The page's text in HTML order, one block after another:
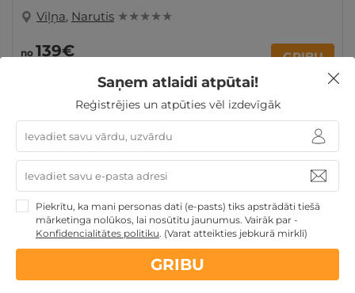
Viļņa, Narutis ★ ★ ★ ★ ★
no 139€ GRIBU
Atpūta Lieldienu brīvdienās
Atpūta decembra svētku
brīvdienās
Nekādasapkalpošanas un administrācijas maksas
naudas atmaksas garantija
Saņem atlaidi atpūtai!
Reģistrējies un atpūties vēl izdevīgāk
Piekrītu, ka mani personas dati (e-pasts) tiks apstrādāti tiešā
mārketinga nolūkos, lai nosūtītu jaunumus. Vairāk par -
Konfidencialitātes politiku. (Varat atteikties jebkurā mirklī)
GRIBU